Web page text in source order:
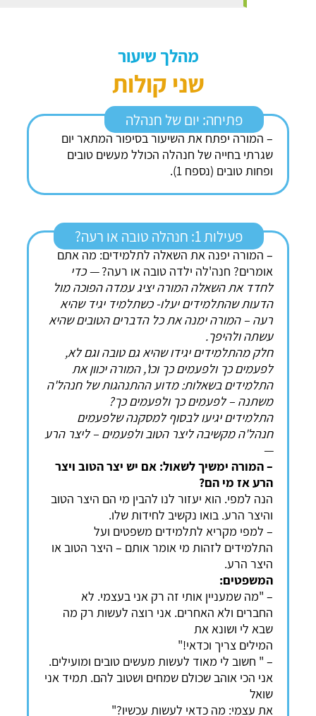
מהלך שיעור
שני קולות
פתיחה: יום של חנהלה
– המורה יפתח את השיעור בסיפור המתאר יום
שגרתי בחייה של חנהלה הכולל מעשים טובים
ופחות טובים (נספח 1).
פעילות 1: חנהלה טובה או רעה?
– המורה יפנה את השאלה לתלמידים: מה אתם
אומרים? חנה'לה ילדה טובה או רעה?— כדי
לחדד את השאלה המורה יציג עמדה הפוכה מול
הדעות שהתלמידים יעלו- כשתלמיד יגיד שהיא
רעה – המורה ימנה את כל הדברים הטובים שהיא
עשתה ולהיפך.
חלק מהתלמידים יגידו שהיא גם טובה וגם לא,
לפעמים כך ולפעמים כך וכו', המורה יכוון את
התלמידים בשאלות: מדוע ההתנהגות של חנהל'ה
משתנה – לפעמים כך ולפעמים כך?
התלמידים יגיעו לבסוף למסקנה שלפעמים
חנהל'ה מקשיבה ליצר הטוב ולפעמים – ליצר הרע
—
– המורה ימשיך לשאול: אם יש יצר הטוב ויצר
הרע אז מי הם?
הנה למפי. הוא יעזור לנו להבין מי הם היצר הטוב
והיצר הרע. בואו נקשיב לחידות שלו.
– למפי מקריא לתלמידים משפטים ועל
התלמידים לזהות מי אומר אותם – היצר הטוב או
היצר הרע.
המשפטים:
– "מה שמעניין אותי זה רק אני בעצמי. לא
החברים ולא האחרים. אני רוצה לעשות רק מה
שבא לי ושונא את
המילים צריך וכדאי!"
– " חשוב לי מאוד לעשות מעשים טובים ומועילים.
אני הכי אוהב שכולם שמחים ושטוב להם. תמיד אני
שואל
את עצמי: מה כדאי לעשות עכשיו?"